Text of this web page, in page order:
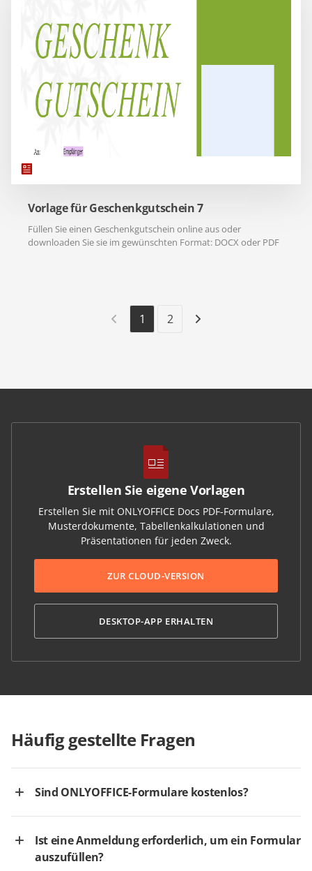
Vorlage für Geschenkgutschein 7
Füllen Sie einen Geschenkgutschein online aus oder
downloaden Sie sie im gewünschten Format: DOCX oder PDF
1 2
Erstellen Sie eigene Vorlagen
Erstellen Sie mit ONLYOFFICE Docs PDF-Formulare,
Musterdokumente, Tabellenkalkulationen und
Präsentationen für jeden Zweck.
ZUR CLOUD-VERSION
DESKTOP-APP ERHALTEN
Häufig gestellte Fragen
Sind ONLYOFFICE-Formulare kostenlos?
Ist eine Anmeldung erforderlich, um ein Formular
auszufüllen?